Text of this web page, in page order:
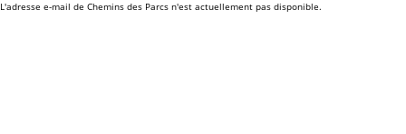
L'adresse e-mail de Chemins des Parcs n'est actuellement pas disponible.